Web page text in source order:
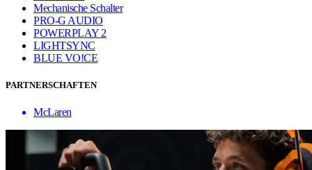
Mechanische Schalter
PRO-G AUDIO
POWERPLAY 2
LIGHTSYNC
BLUE VO!CE
PARTNERSCHAFTEN
McLaren